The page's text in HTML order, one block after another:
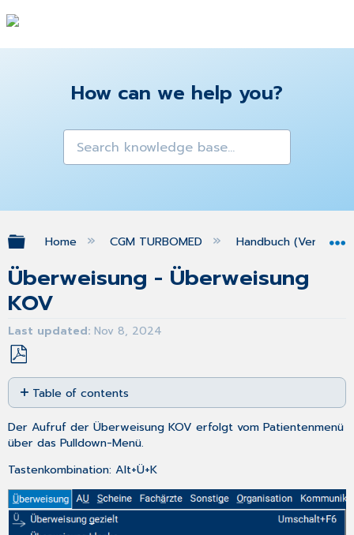
How can we help you?
Expand/collapse global hierarchy
Home CGM TURBOMED Handbuch (Version
Überweisung - Überweisung
KOV
Last updated Nov 8, 2024
Save
as
PDF
Table of contents
No
headers
Der Aufruf der Überweisung KOV erfolgt vom Patientenmenü
über das Pulldown-Menü.
Tastenkombination: Alt+Ü+K